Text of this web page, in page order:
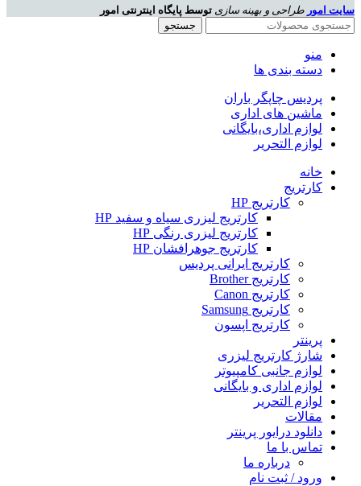
سایت امور طراحی و بهینه سازی توسط پایگاه اینترنتی امور
جستجو
منو
دسته بندی ها
پردیس چاپگر باران
ماشین های اداری
لوازم اداری،بایگانی
لوازم التحریر
خانه
کارتریج
کارتریج HP
کارتریج لیزری سیاه و سفید HP
کارتریج لیزری رنگی HP
کارتریج جوهرافشان HP
کارتریج ایرانی پردیس
کارتریج Brother
کارتریج Canon
کارتریج Samsung
کارتریج اپسون
پرینتر
شارژ کارتریج لیزری
لوازم جانبی کامپیوتر
لوازم اداری و بایگانی
لوازم التحریر
مقالات
دانلود درایور پرینتر
تماس با ما
درباره ما
ورود / ثبت نام